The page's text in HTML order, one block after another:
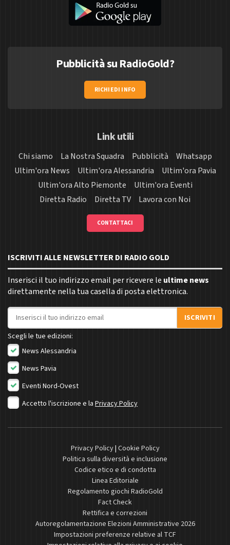
Pubblicità su RadioGold?
RICHIEDI INFO
Link utili
Chi siamo La Nostra Squadra Pubblicità
Whatsapp
Ultim'ora News
Ultim'ora Alessandria
Ultim'ora Pavia
Ultim'ora Alto Piemonte
Ultim'ora Eventi
Diretta Radio
Diretta TV Lavora con Noi
CONTATTACI
ISCRIVITI ALLE NEWSLETTER DI RADIO GOLD
Inserisci il tuo indirizzo email per ricevere le ultime news
direttamente nella tua casella di posta elettronica.
Indirizzo email
ISCRIVITI
Scegli le tue edizioni:
News Alessandria
News Pavia
Eventi Nord-Ovest
Accetto l'iscrizione e la Privacy Policy
Privacy Policy| Cookie Policy
Politica sulla diversità e inclusione
Codice etico e di condotta
Linea Editoriale
Regolamento giochi RadioGold
Fact Check
Rettifica e correzioni
Autoregolamentazione Elezioni Amministrative 2026
Impostazioni preferenze relative al TCF